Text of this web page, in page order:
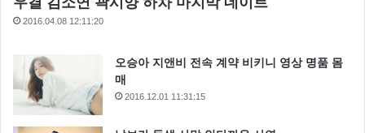
2016.04.08 12:11:20
오승아 지앤비 전속 계약 비키니 영상 명품 몸
매
2016.12.01 11:31:15